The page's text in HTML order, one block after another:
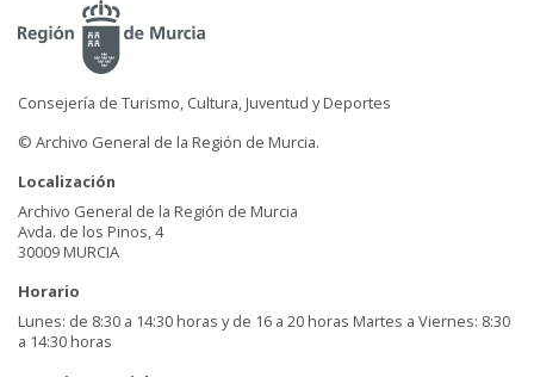
Consejería de Turismo, Cultura, Juventud y Deportes
© Archivo General de la Región de Murcia.
Localización
Archivo General de la Región de Murcia
Avda. de los Pinos, 4
30009 MURCIA
Horario
Lunes: de 8:30 a 14:30 horas y de 16 a 20 horas Martes a Viernes: 8:30
a 14:30 horas